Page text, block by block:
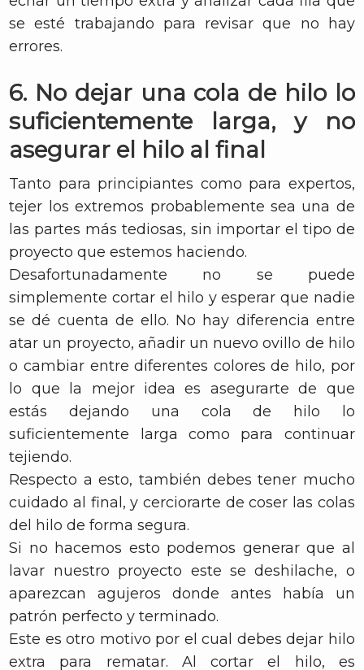
se esté trabajando para revisar que no hay
errores.
6. No dejar una cola de hilo lo
suficientemente larga, y no
asegurar el hilo al final
Tanto para principiantes como para expertos,
tejer los extremos probablemente sea una de
las partes más tediosas, sin importar el tipo de
proyecto que estemos haciendo.
Desafortunadamente no se puede
simplemente cortar el hilo y esperar que nadie
se dé cuenta de ello. No hay diferencia entre
atar un proyecto, añadir un nuevo ovillo de hilo
o cambiar entre diferentes colores de hilo, por
lo que la mejor idea es asegurarte de que
estás dejando una cola de hilo lo
suficientemente larga como para continuar
tejiendo.
Respecto a esto, también debes tener mucho
cuidado al final, y cerciorarte de coser las colas
del hilo de forma segura.
Si no hacemos esto podemos generar que al
lavar nuestro proyecto este se deshilache, o
aparezcan agujeros donde antes había un
patrón perfecto y terminado.
Este es otro motivo por el cual debes dejar hilo
extra para rematar. Al cortar el hilo, es